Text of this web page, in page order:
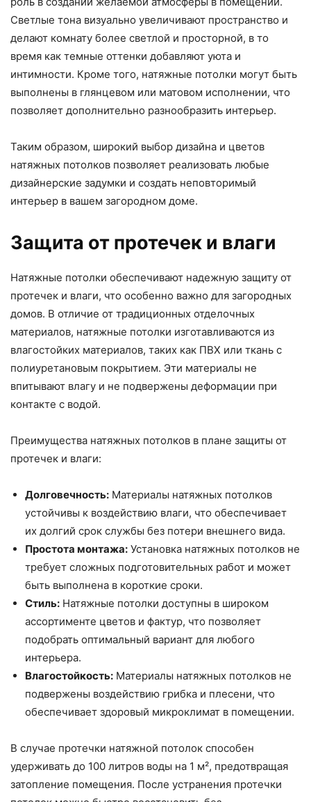
Светлые тона визуально увеличивают пространство и
делают комнату более светлой и просторной, в то
время как темные оттенки добавляют уюта и
интимности. Кроме того, натяжные потолки могут быть
выполнены в глянцевом или матовом исполнении, что
позволяет дополнительно разнообразить интерьер.
Таким образом, широкий выбор дизайна и цветов
натяжных потолков позволяет реализовать любые
дизайнерские задумки и создать неповторимый
интерьер в вашем загородном доме.
Защита от протечек и влаги
Натяжные потолки обеспечивают надежную защиту от
протечек и влаги, что особенно важно для загородных
домов. В отличие от традиционных отделочных
материалов, натяжные потолки изготавливаются из
влагостойких материалов, таких как ПВХ или ткань с
полиуретановым покрытием. Эти материалы не
впитывают влагу и не подвержены деформации при
контакте с водой.
Преимущества натяжных потолков в плане защиты от
протечек и влаги:
Долговечность: Материалы натяжных потолков
устойчивы к воздействию влаги, что обеспечивает
их долгий срок службы без потери внешнего вида.
Простота монтажа: Установка натяжных потолков не
требует сложных подготовительных работ и может
быть выполнена в короткие сроки.
Стиль: Натяжные потолки доступны в широком
ассортименте цветов и фактур, что позволяет
подобрать оптимальный вариант для любого
интерьера.
Влагостойкость: Материалы натяжных потолков не
подвержены воздействию грибка и плесени, что
обеспечивает здоровый микроклимат в помещении.
В случае протечки натяжной потолок способен
удерживать до 100 литров воды на 1 м², предотвращая
затопление помещения. После устранения протечки